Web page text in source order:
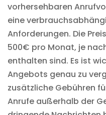
vorhersehbaren
eine
Anforderungen. Die
500€ pro Monat, je
enthalten sind. Es ist
Angebots genau zu
zusätzliche Gebühren
Anrufe außerhalb der